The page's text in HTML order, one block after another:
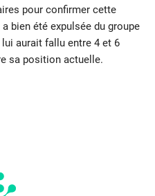
pour confirmer cette
bien été expulsée du groupe
aurait fallu entre 4 et 6
sa position actuelle.